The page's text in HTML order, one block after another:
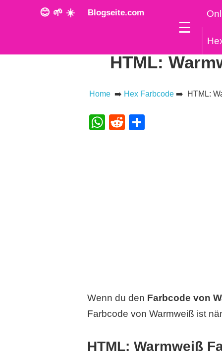
😊 🌱 ☀️ Blogseite.com
☰
HTML:
Home ➡️ Hex Farbcode➡️ HTML:
WhatsApp
Reddit
Wenn du den Farbcode von
Farbcode von Warmweiß ist
HTML: Warmweiß